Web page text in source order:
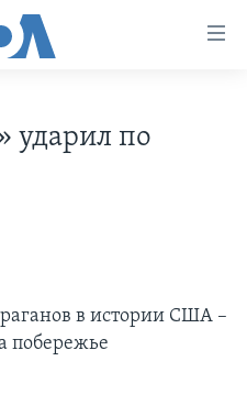
ударил по
в истории США –
побережье